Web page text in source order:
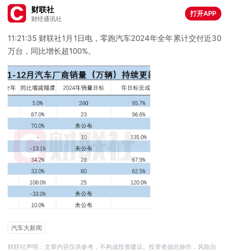
财联社
财经通讯社
打开APP
11:21:35 财联社1月1日电，零跑汽车2024年全年累计交付近30
万台，同比增长超100%。
汽车大新闻
财联社声明：文章内容仅供参考，不构成投资建议。投资者据此操作，风险自